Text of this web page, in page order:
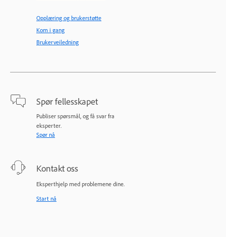
Opplæring og brukerstøtte
Kom i gang
Brukerveiledning
Spør fellesskapet
Publiser spørsmål, og få svar fra
eksperter.
Spør nå
Kontakt oss
Eksperthjelp med problemene dine.
Start nå